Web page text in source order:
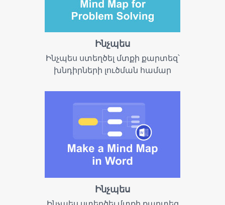
Ինչպես
Ինչպես ստեղծել մտքի քարտեզ՝
խնդիրների լուծման համար
Ինչպես